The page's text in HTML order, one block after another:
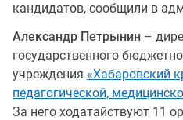
кандидатов, сообщили в
Александр Петрынин –
государственного
учреждения «Хабаровский
педагогической,
За него ходатайствуют 11